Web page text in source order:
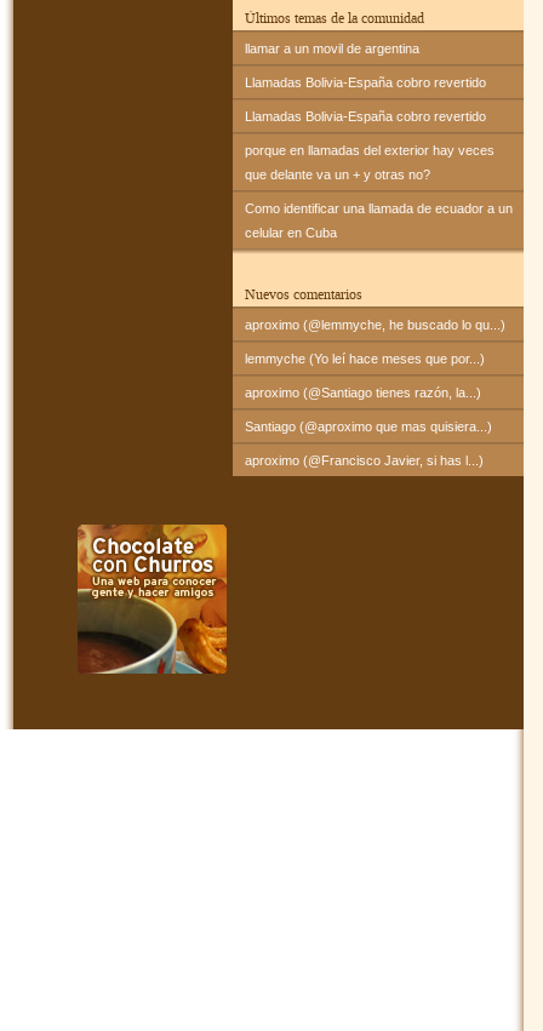
Últimos temas de la comunidad
llamar a un movil de argentina
Llamadas Bolivia-España cobro revertido
Llamadas Bolivia-España cobro revertido
porque en llamadas del exterior hay veces
que delante va un + y otras no?
Como identificar una llamada de ecuador a un
celular en Cuba
Nuevos comentarios
aproximo (@lemmyche, he buscado lo qu...)
lemmyche (Yo leí hace meses que por...)
aproximo (@Santiago tienes razón, la...)
Santiago (@aproximo que mas quisiera...)
aproximo (@Francisco Javier, si has l...)